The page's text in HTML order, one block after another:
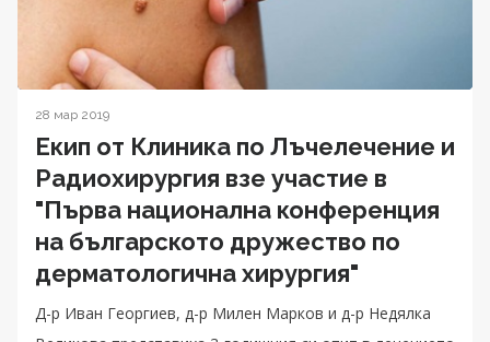
28 мар 2019
Екип от Клиника по Лъчелечение и
Радиохирургия взе участие в
"Първа национална конференция
на българското дружество по
дерматологична хирургия"
Д-р Иван Георгиев, д-р Милен Марков и д-р Недялка